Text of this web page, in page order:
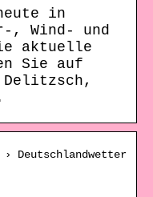
in
, Wind- und
aktuelle
Sie auf
Delitzsch,
Deutschlandwetter